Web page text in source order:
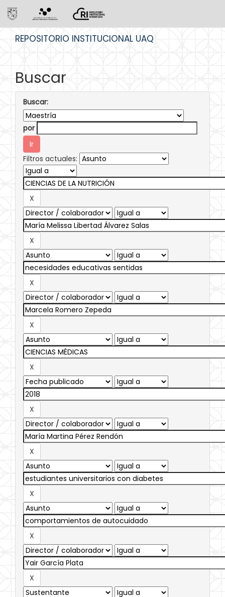
REPOSITORIO INSTITUCIONAL UAQ
Buscar
Buscar:
por
Filtros actuales: